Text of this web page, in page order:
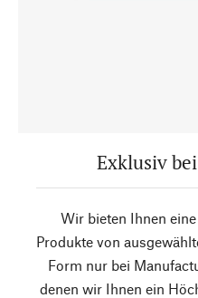
Exklusiv
Wir bieten Ihnen
Produkte von
Form nur bei
denen wir Ihnen ein